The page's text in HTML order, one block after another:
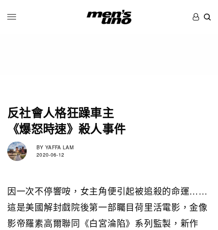
反社會人格狂躁車主
《爆怒時速》殺人事件
BY YAFFA LAM
2020-06-12
因一次不停響咹，女主角便引起被追殺的命運……
這是美國解封戲院後第一部矚目荷里活電影，金像
影帝羅素高爾聯同《白宮淪陷》系列監製，新作